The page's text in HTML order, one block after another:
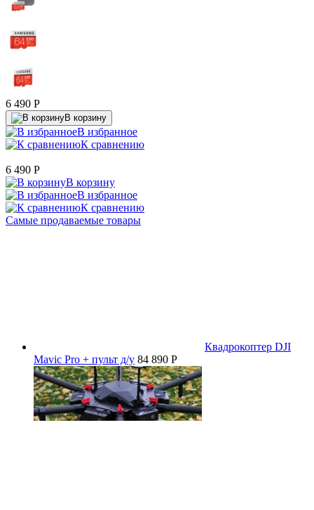
6 490 P
В корзину
В избранное
К сравнению
6 490 P
В корзину
В избранное
К сравнению
Самые продаваемые товары
Квадрокоптер DJI
Mavic Pro + пульт д/у 84 890 P